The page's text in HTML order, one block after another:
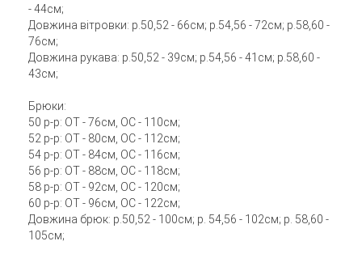
- 44см;
Довжина вітровки: р.50,52 - 66см; р.54,56 - 72см; р.58,60 -
76см;
Довжина рукава: р.50,52 - 39см; р.54,56 - 41см; р.58,60 -
43см;
Брюки:
50 р-р: ОТ - 76см, ОС - 110см;
52 р-р: ОТ - 80см, ОС - 112см;
54 р-р: ОТ - 84см, ОС - 116см;
56 р-р: ОТ - 88см, ОС - 118см;
58 р-р: ОТ - 92см, ОС - 120см;
60 р-р: ОТ - 96см, ОС - 122см;
Довжина брюк: р.50,52 - 100см; р. 54,56 - 102см; р. 58,60 -
105см;